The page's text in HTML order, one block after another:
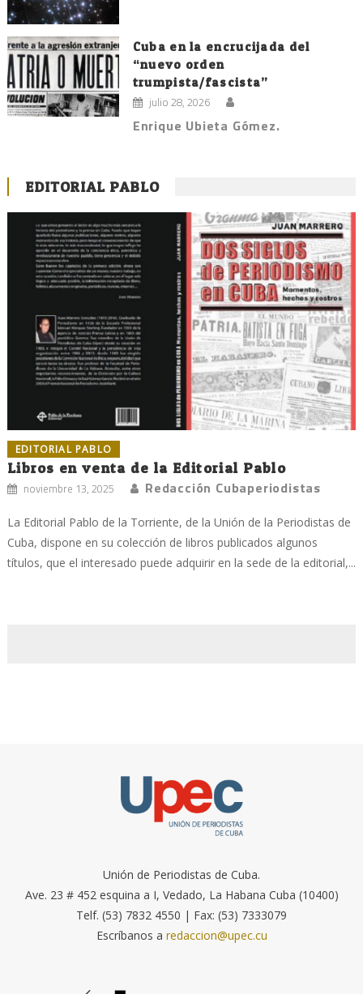
Cuba en la encrucijada del
“nuevo orden
trumpista/fascista”
julio 28, 2026
Enrique Ubieta Gómez.
EDITORIAL PABLO
EDITORIAL PABLO
Libros en venta de la Editorial Pablo
noviembre 13, 2025 Redacción Cubaperiodistas
La Editorial Pablo de la Torriente, de la Unión de la Periodistas de
Cuba, dispone en su colección de libros publicados algunos
títulos, que el interesado puede adquirir en la sede de la editorial,...
Unión de Periodistas de Cuba.
Ave. 23 # 452 esquina a I, Vedado, La Habana Cuba (10400)
Telf. (53) 7832 4550 | Fax: (53) 7333079
Escríbanos a redaccion@upec.cu